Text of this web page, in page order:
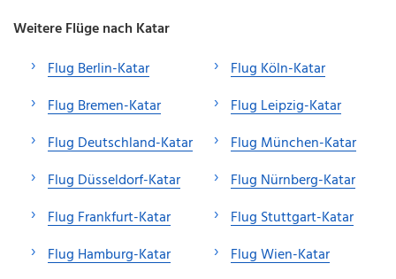
Weitere Flüge nach Katar
Flug Berlin-Katar
Flug Bremen-Katar
Flug Deutschland-Katar
Flug Düsseldorf-Katar
Flug Frankfurt-Katar
Flug Hamburg-Katar
Flug Köln-Katar
Flug Leipzig-Katar
Flug München-Katar
Flug Nürnberg-Katar
Flug Stuttgart-Katar
Flug Wien-Katar